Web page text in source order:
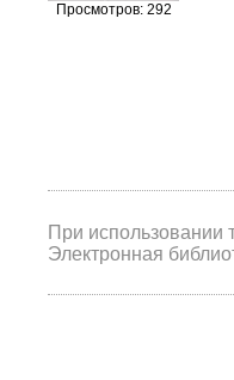
Просмотров: 292
При использовании
Электронная